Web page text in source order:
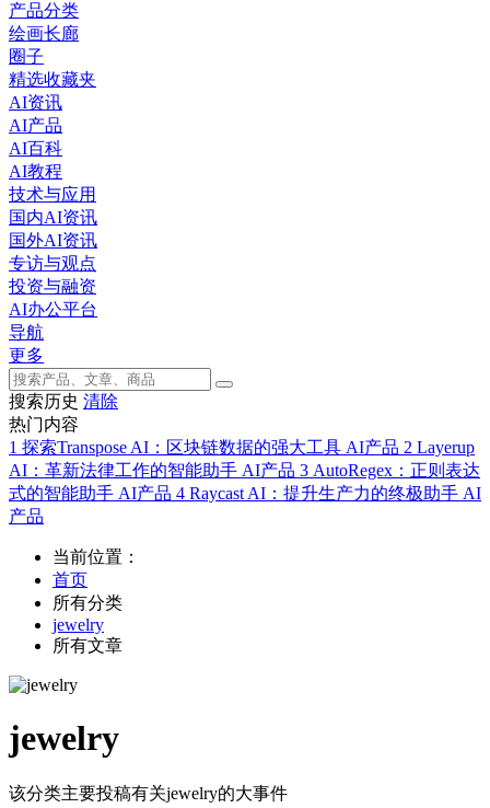
产品分类
绘画长廊
圈子
精选收藏夹
AI资讯
AI产品
AI百科
AI教程
技术与应用
国内AI资讯
国外AI资讯
专访与观点
投资与融资
AI办公平台
导航
更多
搜索历史 清除
热门内容
1 探索Transpose AI：区块链数据的强大工具 AI产品 2 Layerup
AI：革新法律工作的智能助手 AI产品 3 AutoRegex：正则表达
式的智能助手 AI产品 4 Raycast AI：提升生产力的终极助手 AI
产品
当前位置：
首页
所有分类
jewelry
所有文章
jewelry
该分类主要投稿有关jewelry的大事件